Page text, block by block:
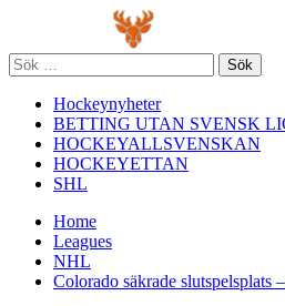
content
Sök
efter:
Hockeynyheter
BETTING UTAN SVENSK
HOCKEYALLSVENSKAN
HOCKEYETTAN
SHL
Home
Leagues
NHL
Colorado säkrade slutspelsplats